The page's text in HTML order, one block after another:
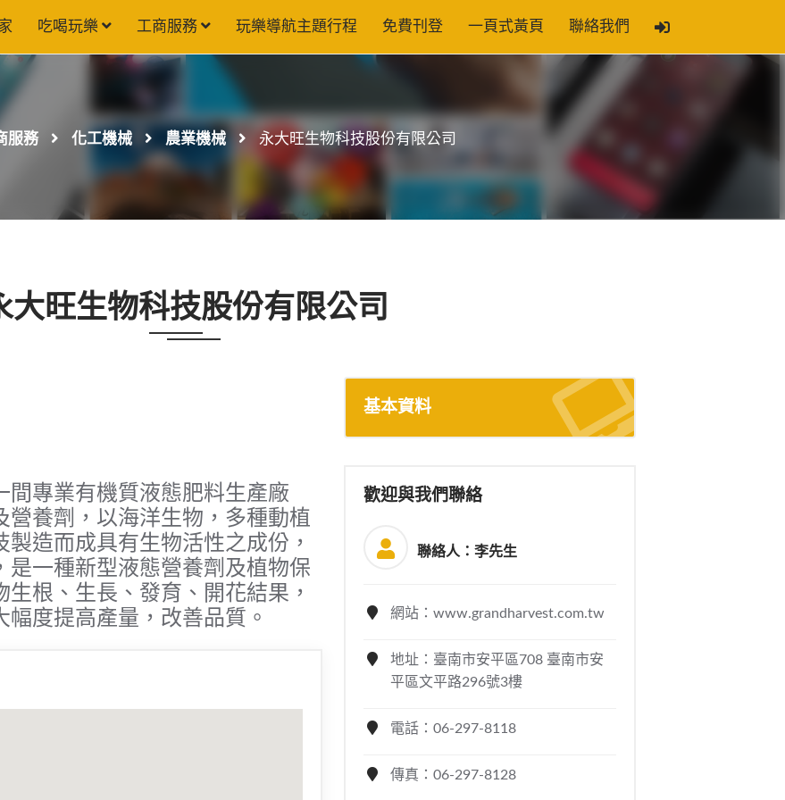
吃喝玩樂 工商服務 玩樂導航主題行程 免費刊登 一頁式黃頁 聯絡我們
服務 化工機械 農業機械 永大旺生物科技股份有限公司
大旺生物科技股份有限公司
間專業有機質液態肥料生產廠
養劑，以海洋生物，多種動植
造而成具有生物活性之成份，
一種新型液態營養劑及植物保
根、生長、發育、開花結果，
度提高產量，改善品質。
基本資料
歡迎與我們聯絡
聯絡人：李先生
網站：www.grandharvest.com.tw
地址：臺南市安平區708 臺南市安
平區文平路296號3樓
電話：06-297-8118
傳真：06-297-8128